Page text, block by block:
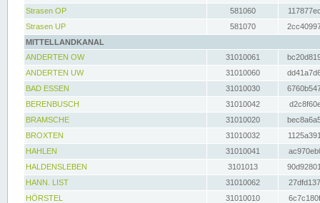
Strasen OP
581060
Strasen UP
581070
MITTELLANDKANAL
ANDERTEN OW
31010061
ANDERTEN UW
31010060
BAD ESSEN
31010030
BERENBUSCH
31010042
BRAMSCHE
31010020
BROXTEN
31010032
HAHLEN
31010041
HALDENSLEBEN
3101013
HANN. LIST
31010062
HÖRSTEL
31010010